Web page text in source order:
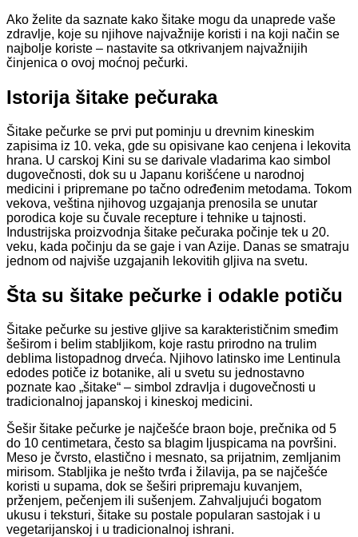
Ako želite da saznate kako šitake mogu da unaprede vaše
zdravlje, koje su njihove najvažnije koristi i na koji način se
najbolje koriste – nastavite sa otkrivanjem najvažnijih
činjenica o ovoj moćnoj pečurki.
Istorija šitake pečuraka
Šitake pečurke se prvi put pominju u drevnim kineskim
zapisima iz 10. veka, gde su opisivane kao cenjena i lekovita
hrana. U carskoj Kini su se darivale vladarima kao simbol
dugovečnosti, dok su u Japanu korišćene u narodnoj
medicini i pripremane po tačno određenim metodama. Tokom
vekova, veština njihovog uzgajanja prenosila se unutar
porodica koje su čuvale recepture i tehnike u tajnosti.
Industrijska proizvodnja šitake pečuraka počinje tek u 20.
veku, kada počinju da se gaje i van Azije. Danas se smatraju
jednom od najviše uzgajanih lekovitih gljiva na svetu.
Šta su šitake pečurke i odakle potiču
Šitake pečurke su jestive gljive sa karakterističnim smeđim
šeširom i belim stabljikom, koje rastu prirodno na trulim
deblima listopadnog drveća. Njihovo latinsko ime Lentinula
edodes potiče iz botanike, ali u svetu su jednostavno
poznate kao „šitake“ – simbol zdravlja i dugovečnosti u
tradicionalnoj japanskoj i kineskoj medicini.
Šešir šitake pečurke je najčešće braon boje, prečnika od 5
do 10 centimetara, često sa blagim ljuspicama na površini.
Meso je čvrsto, elastično i mesnato, sa prijatnim, zemljanim
mirisom. Stabljika je nešto tvrđa i žilavija, pa se najčešće
koristi u supama, dok se šeširi pripremaju kuvanjem,
prženjem, pečenjem ili sušenjem. Zahvaljujući bogatom
ukusu i teksturi, šitake su postale popularan sastojak i u
vegetarijanskoj i u tradicionalnoj ishrani.